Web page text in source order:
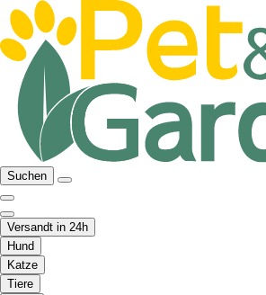
Suchen
Versandt in 24h
Hund
Katze
Tiere